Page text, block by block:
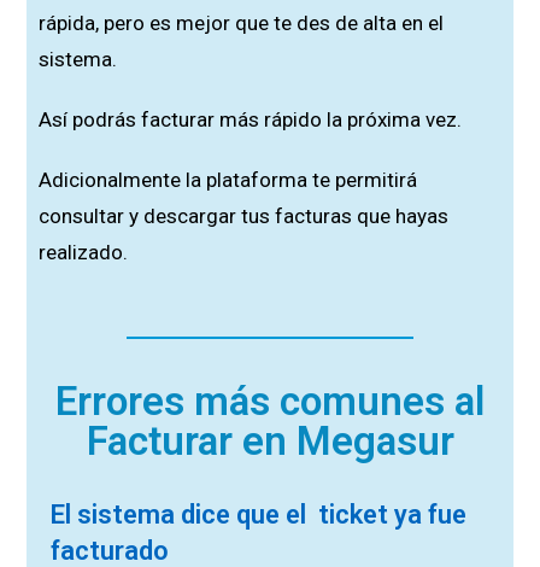
rápida, pero es mejor que te des de alta en el
sistema.
Así podrás facturar más rápido la próxima vez.
Adicionalmente la plataforma te permitirá
consultar y descargar tus facturas que hayas
realizado.
Errores más comunes al
Facturar en Megasur
El sistema dice que el ticket ya fue
facturado